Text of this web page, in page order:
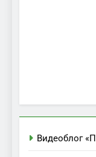
Видеоблог